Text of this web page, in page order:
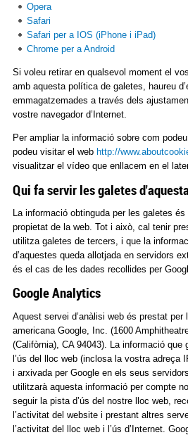
Opera
Safari
Safari per a IOS (iPhone i iPad)
Chrome per a Android
Si voleu retirar en qualsevol moment el
amb aquesta política de galetes, haureu
emmagatzemades a través dels
vostre navegador d’Internet.
Per ampliar la informació sobre com
podeu visitar el webhttp://
visualitzar el vídeo que enllacem en el
Qui fa servir les galetes
La informació obtinguda per les galetes
propietat de la web. Tot i això, cal tenir
utilitza galetes de tercers, i que la
d’aquestes queda allotjada en servidors
és el cas de les dades recollides per
Google Analytics
Aquest servei d’anàlisi web és prestat per
americana Google, Inc. (1600
(Califòrnia), CA 94043). La informació que
l’ús del lloc web (inclosa la vostra adreça
i arxivada per Google en els seus
utilitzarà aquesta informació per compte
seguir la pista d’ús del nostre lloc web,
l’activitat del website i prestant altres
l’activitat del lloc web i l’ús d’Internet.